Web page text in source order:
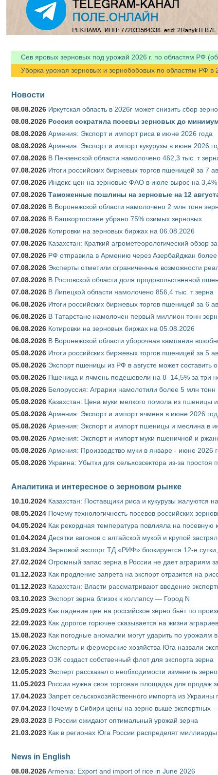
Сев яровых зерновых под урожай 2026 г. по областям РФ
Уборка урожая зерновых и зернобобовых по областям РФ в
Новости
08.08.2026 Иркутская область в 2026г может снизить сбор
08.08.2026 Россия сократила посевы зерновых до
08.08.2026 Армения: Экспорт и импорт риса в июне 2026 года
08.08.2026 Армения: Экспорт и импорт кукурузы в июне 2026
07.08.2026 В Пензенской области намолочено 462,3 тыс. т
07.08.2026 Итоги российских биржевых торгов пшеницей за 7
07.08.2026 Индекс цен на зерновые ФАО в июле вырос на 3,4%
07.08.2026 Таможенные пошлины на зерновые на 12
07.08.2026 В Воронежской области намолочено 2 млн тонн
07.08.2026 В Башкортостане убрано 75% озимых зерновых
07.08.2026 Котировки на зерновых биржах на 06.08.2026
07.08.2026 Казахстан: Краткий агрометеорологический обзор
07.08.2026 РФ отправила в Армению через Азербайджан более
07.08.2026 Эксперты отметили ограниченные возможности
07.08.2026 В Ростовской области доля продовольственной
07.08.2026 В Липецкой области намолочено 856,4 тыс. т зерна
06.08.2026 Итоги российских биржевых торгов пшеницей за 6
06.08.2026 В Татарстане намолочен первый миллион тонн
06.08.2026 Котировки на зерновых биржах на 05.08.2026
06.08.2026 В Воронежской области уборочная кампания
05.08.2026 Итоги российских биржевых торгов пшеницей за 5
05.08.2026 Экспорт пшеницы из РФ в августе может составить
05.08.2026 Пшеница и ячмень подешевели на 8–14,5% за три
05.08.2026 Белоруссия: Аграрии намолотили более 5 млн тонн
05.08.2026 Казахстан: Цена муки мелкого помола из пшеницы
05.08.2026 Армения: Экспорт и импорт ячменя в июне 2026
05.08.2026 Армения: Экспорт и импорт пшеницы и меслина в
05.08.2026 Армения: Экспорт и импорт муки пшеничной и
05.08.2026 Армения: Производство муки в январе - июне 2026
05.08.2026 Украина: Убытки для сельхозсектора из-за простоя
Аналитика и интересное о зерновом рынке
10.10.2024 Казахстан: Поставщики риса и кукурузы жалуются
08.05.2024 Почему технологичность посевов российских
04.05.2024 Как рекордная температура повлияла на
01.04.2024 Десятки вагонов с алтайской мукой и крупой
31.03.2024 Зерновой экспорт ТД «РИФ» блокируется 12-е
27.02.2024 Огромный запас зерна в России не дает аграриям
01.12.2023 Как продление запрета на экспорт отразится на
01.12.2023 Казахстан: Власти рассматривают введение
03.10.2023 Экспорт зерна близок к коллапсу — Город N
25.09.2023 Как падение цен на российское зерно бьёт по
22.09.2023 Как дорогое горючее сказывается на жизни аграриев
15.08.2023 Как погодные аномалии могут ударить по урожаям
07.06.2023 Эксперты и фермерские хозяйства Юга назвали
23.05.2023 ОЗК создаст собственный флот для экспорта зерна
12.05.2023 Эксперт рассказал о необходимости изменить
11.05.2023 России нужна своя торговая площадка для продаж
17.04.2023 Запрет сельскохозяйственного импорта из
07.04.2023 Почему в Сибири цены на зерно выше экспортных
29.03.2023 В России ожидают оптимальный урожай зерна
21.03.2023 Как в регионах Юга России распределят
News in English
08.08.2026Armenia: Export and import of rice in June 2026